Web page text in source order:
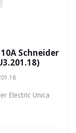
Schneider
Electric Unica